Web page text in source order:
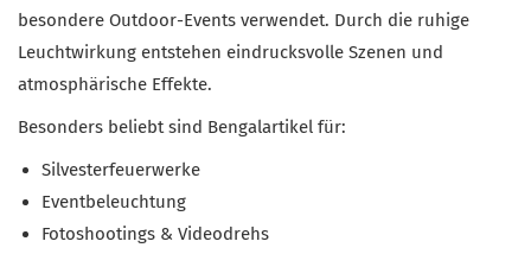
besondere Outdoor-Events verwendet. Durch die ruhige
Leuchtwirkung entstehen eindrucksvolle Szenen und
atmosphärische Effekte.
Besonders beliebt sind Bengalartikel für:
Silvesterfeuerwerke
Eventbeleuchtung
Fotoshootings & Videodrehs